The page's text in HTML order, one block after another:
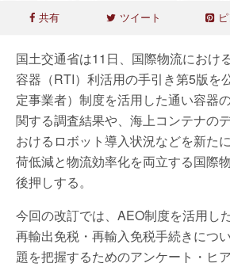
共有 ツイート
国土交通省は11日、国際物流におけ
容器（RTI）利活用の手引き第5版を
定事業者）制度を活用した通い容器
関する調査結果や、海上コンテナの
おけるロボット導入状況などを新た
荷低減と物流効率化を両立する国際
後押しする。
今回の改訂では、AEO制度を活用し
再輸出免税・再輸入免税手続きにつ
題を把握するためのアンケート・ヒ